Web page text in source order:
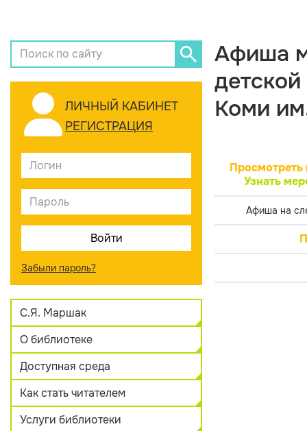
ЛИЧНЫЙ КАБИНЕТ
РЕГИСТРАЦИЯ
Забыли пароль?
С.Я. Маршак
О библиотеке
Доступная среда
Как стать читателем
Услуги библиотеки
Афиша
Коми
Просмотреть
Узнать
Афиша на